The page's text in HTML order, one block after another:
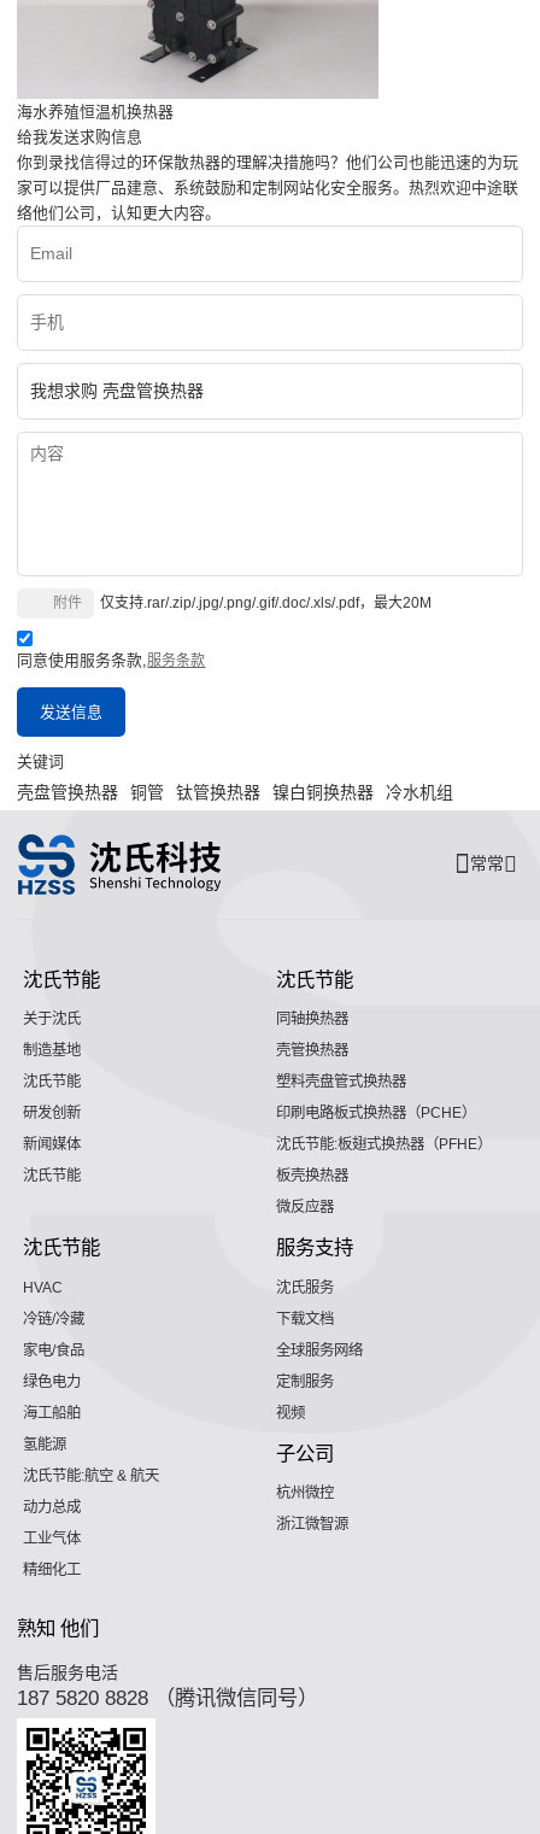
海水养殖恒温机换热器
给我发送求购信息
你到录找信得过的环保散热器的理解决措施吗？他们公司也能迅速的为玩
家可以提供厂品建意、系统鼓励和定制网站化安全服务。热烈欢迎中途联
络他们公司，认知更大内容。
仅支持.rar/.zip/.jpg/.png/.gif/.doc/.xls/.pdf，最大20M
附件
同意使用服务条款, 服务条款
发送信息
关键词
壳盘管换热器 铜管 钛管换热器 镍白铜换热器 冷水机组
常常
沈氏节能
关于沈氏
制造基地
沈氏节能
研发创新
新闻媒体
沈氏节能
沈氏节能
同轴换热器
壳管换热器
塑料壳盘管式换热器
印刷电路板式换热器（PCHE）
沈氏节能:板翅式换热器（PFHE）
板壳换热器
微反应器
沈氏节能
HVAC
冷链/冷藏
家电/食品
绿色电力
海工船舶
氢能源
沈氏节能:航空 & 航天
动力总成
工业气体
精细化工
服务支持
沈氏服务
下载文档
全球服务网络
定制服务
视频
子公司
杭州微控
浙江微智源
熟知 他们
售后服务电活
187 5820 8828 （腾讯微信同号）